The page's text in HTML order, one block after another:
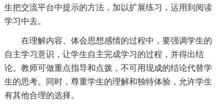
生把交流平台中提示的方法，加以扩展练习，运用到阅读
学习中去。
在理解内容、体会思想感情的过程中，要强调学生的
自主学习意识，让学生自主完成学习的过程，并得出结
论。教师可做重点指导和点拨，不可用现成的结论代替学
生的思考。同时，尊重学生的理解和独特体验，允许学生
有其他合理的选择。